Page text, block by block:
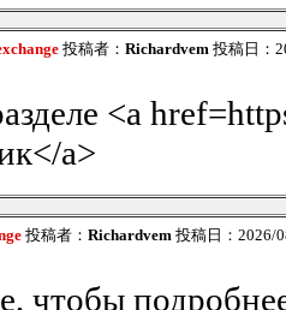
投稿者： Richardvem 投稿日：
<a
a>
投稿者： Richardvem 投稿日：2026/
чтобы